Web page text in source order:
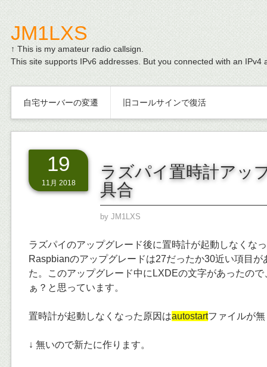
JM1LXS
↑ This is my amateur radio callsign.
This site supports IPv6 addresses. But you connected with an
自宅サーバーの変遷 旧コールサインで復活
19
11月 2018
ラズパイ置時計アッ
具合
by JM1LXS
ラズパイのアップグレード後に置時計が起動しなくな
Raspbianのアップグレードは27だったか30近い項目が
た。このアップグレード中にLXDEの文字があったの
ぁ？と思っています。
置時計が起動しなくなった原因はautostartファイルが
↓ 無いので新たに作ります。